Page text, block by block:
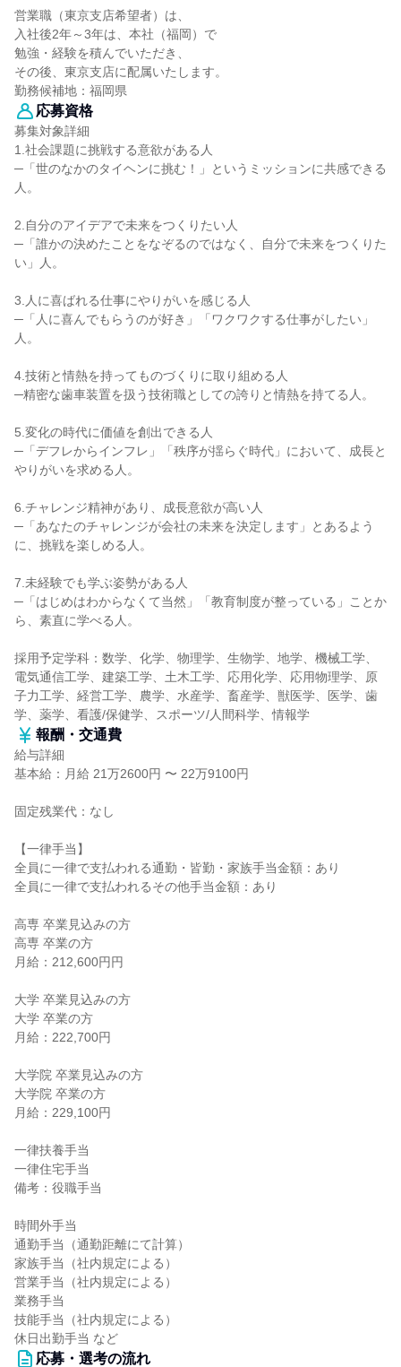
営業職（東京支店希望者）は、
入社後2年～3年は、本社（福岡）で
勉強・経験を積んでいただき、
その後、東京支店に配属いたします。
勤務候補地：福岡県
応募資格
募集対象詳細
1.社会課題に挑戦する意欲がある人
─「世のなかのタイヘンに挑む！」というミッションに共感できる
人。
2.自分のアイデアで未来をつくりたい人
─「誰かの決めたことをなぞるのではなく、自分で未来をつくりた
い」人。
3.人に喜ばれる仕事にやりがいを感じる人
─「人に喜んでもらうのが好き」「ワクワクする仕事がしたい」
人。
4.技術と情熱を持ってものづくりに取り組める人
─精密な歯車装置を扱う技術職としての誇りと情熱を持てる人。
5.変化の時代に価値を創出できる人
─「デフレからインフレ」「秩序が揺らぐ時代」において、成長と
やりがいを求める人。
6.チャレンジ精神があり、成長意欲が高い人
─「あなたのチャレンジが会社の未来を決定します」とあるよう
に、挑戦を楽しめる人。
7.未経験でも学ぶ姿勢がある人
─「はじめはわからなくて当然」「教育制度が整っている」ことか
ら、素直に学べる人。
採用予定学科：数学、化学、物理学、生物学、地学、機械工学、
電気通信工学、建築工学、土木工学、応用化学、応用物理学、原
子力工学、経営工学、農学、水産学、畜産学、獣医学、医学、歯
学、薬学、看護/保健学、スポーツ/人間科学、情報学
報酬・交通費
給与詳細
基本給：月給 21万2600円 〜 22万9100円
固定残業代：なし
【一律手当】
全員に一律で支払われる通勤・皆勤・家族手当金額：あり
全員に一律で支払われるその他手当金額：あり
高専 卒業見込みの方
高専 卒業の方
月給：212,600円円
大学 卒業見込みの方
大学 卒業の方
月給：222,700円
大学院 卒業見込みの方
大学院 卒業の方
月給：229,100円
一律扶養手当
一律住宅手当
備考：役職手当
時間外手当
通勤手当（通勤距離にて計算）
家族手当（社内規定による）
営業手当（社内規定による）
業務手当
技能手当（社内規定による）
休日出勤手当 など
応募・選考の流れ